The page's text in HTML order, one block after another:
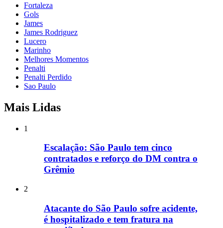
Fortaleza
Gols
James
James Rodriguez
Lucero
Marinho
Melhores Momentos
Penalti
Penalti Perdido
Sao Paulo
Mais Lidas
1
Escalação: São Paulo tem cinco
contratados e reforço do DM contra o
Grêmio
2
Atacante do São Paulo sofre acidente,
é hospitalizado e tem fratura na